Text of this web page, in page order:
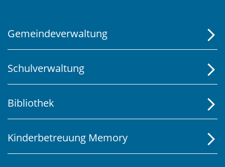
Gemeindeverwaltung
Schulverwaltung
Bibliothek
Kinderbetreuung Memory